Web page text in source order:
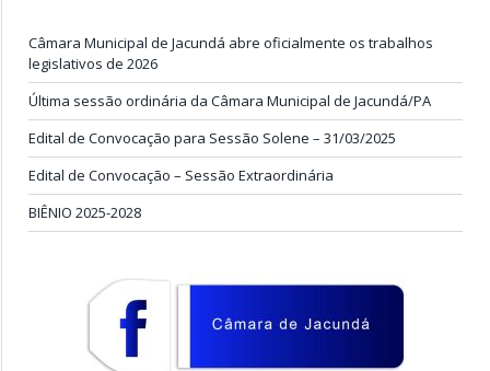
Câmara Municipal de Jacundá abre oficialmente os trabalhos
legislativos de 2026
Última sessão ordinária da Câmara Municipal de Jacundá/PA
Edital de Convocação para Sessão Solene – 31/03/2025
Edital de Convocação – Sessão Extraordinária
BIÊNIO 2025-2028